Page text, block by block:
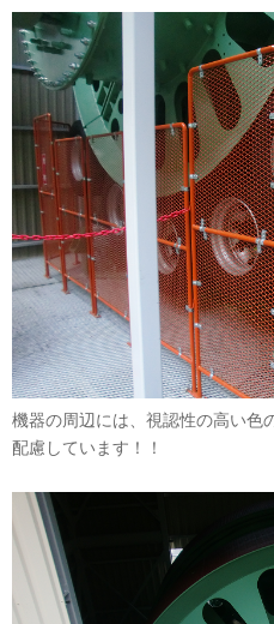
機器の周辺には、視認性の高い色
配慮しています！！